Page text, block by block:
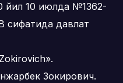
йил 10 июлда №1362-
сифатида давлат
Зокирович.